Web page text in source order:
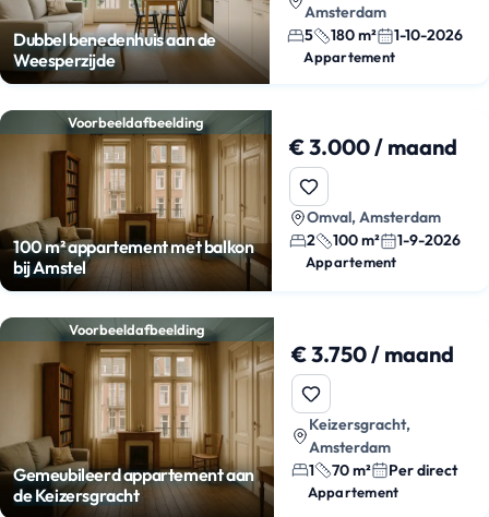
Dubbel benedenhuis aan de
Weesperzijde
Amsterdam
5
180 m² 1-10-2026
Appartement
Voorbeeldafbeelding
100 m² appartement met balkon
bij Amstel
€ 3.000 / maand
Omval, Amsterdam
2
100 m² 1-9-2026
Appartement
Voorbeeldafbeelding
Gemeubileerd appartement aan
de Keizersgracht
€ 3.750 / maand
Keizersgracht,
Amsterdam
1
70 m² Per direct
Appartement